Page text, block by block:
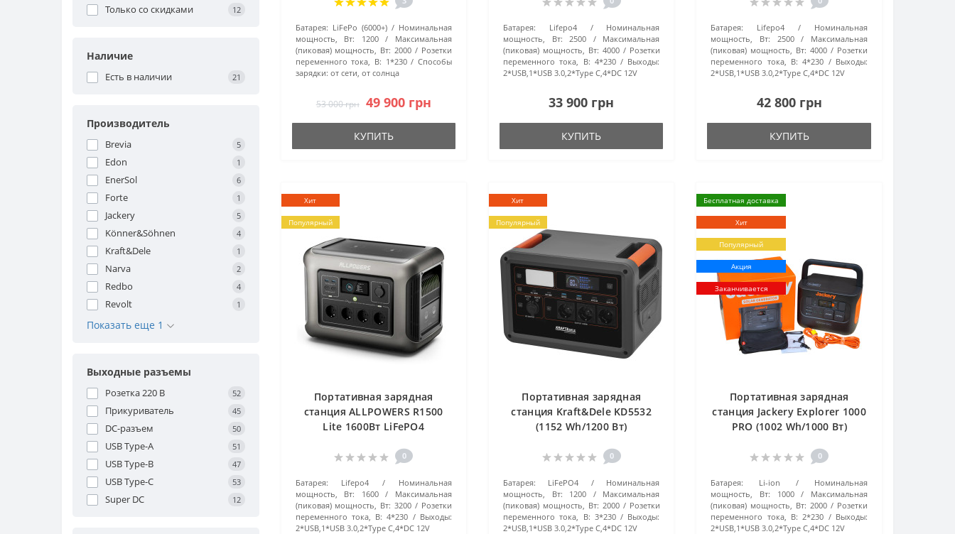
Только со cкидками 12
Наличие
Есть в наличии 21
Производитель
Brevia 5
Edon 1
EnerSol 6
Forte 1
Jackery 5
Könner&Söhnen 4
Kraft&Dele 1
Narva 2
Redbo 4
Revolt 1
Показать еще 1
Выходные разъемы
Розетка 220 В 52
Прикуриватель 45
DC-разъем 50
USB Type-A 51
USB Type-B 47
USB Type-C 53
Super DC 12
Батарея: LiFePo (6000+)
Номинальная
мощность, Вт:
1200
Максимальная
(пиковая) мощность, Вт: 2000
Розетки
переменного тока, В: 1*230
Способы
зарядки: от сети, от солнца
53 000 грн 49 900 грн
КУПИТЬ
Батарея: Lifepo4
Номинальная
мощность, Вт:
2500
Максимальная
(пиковая) мощность, Вт: 4000
Розетки
переменного тока, В: 4*230
Выходы:
2*USB,1*USB 3.0,2*Type C,4*DC 12V
33 900 грн
КУПИТЬ
Батарея: Lifepo4
Номинальная
мощность, Вт:
2500
Максимальная
(пиковая) мощность, Вт: 4000
Розетки
переменного тока, В: 4*230
Выходы:
2*USB,1*USB 3.0,2*Type C,4*DC 12V
42 800 грн
КУПИТЬ
Хит
Популярный
Портативная зарядная
станция ALLPOWERS R1500
Lite 1600Вт LiFePO4
0
Батарея: Lifepo4
Номинальная
мощность, Вт:
1600
Максимальная
(пиковая) мощность, Вт: 3200
Розетки
переменного тока, В: 4*230
Выходы:
2*USB,1*USB 3.0,2*Type C,4*DC 12V
Хит
Популярный
Портативная зарядная
станция Kraft&Dele KD5532
(1152 Wh/1200 Вт)
0
Батарея: LiFePO4
Номинальная
мощность, Вт:
1200
Максимальная
(пиковая) мощность, Вт: 2000
Розетки
переменного тока, В: 3*230
Выходы:
2*USB,1*USB 3.0,2*Type C,4*DC 12V
Бесплатная доставка
Хит
Популярный
Акция
Заканчивается
Портативная зарядная
станция Jackery Explorer 1000
PRO (1002 Wh/1000 Вт)
0
Батарея: Li-ion
Номинальная
мощность, Вт:
1000
Максимальная
(пиковая) мощность, Вт: 2000
Розетки
переменного тока, В: 2*230
Выходы:
2*USB,1*USB 3.0,2*Type C,4*DC 12V